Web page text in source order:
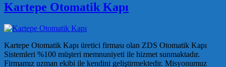
Kartepe Otomatik Kapı
Kartepe Otomatik Kapı üretici firması olan ZDS Otomatik Kapı
Sistemleri %100 müşteri memnuniyeti ile hizmet sunmaktadır.
Firmamız uzman ekibi ile kendini geliştirmektedir. Misyonumuz